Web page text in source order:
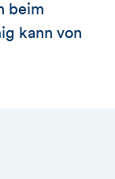
beim
kann von